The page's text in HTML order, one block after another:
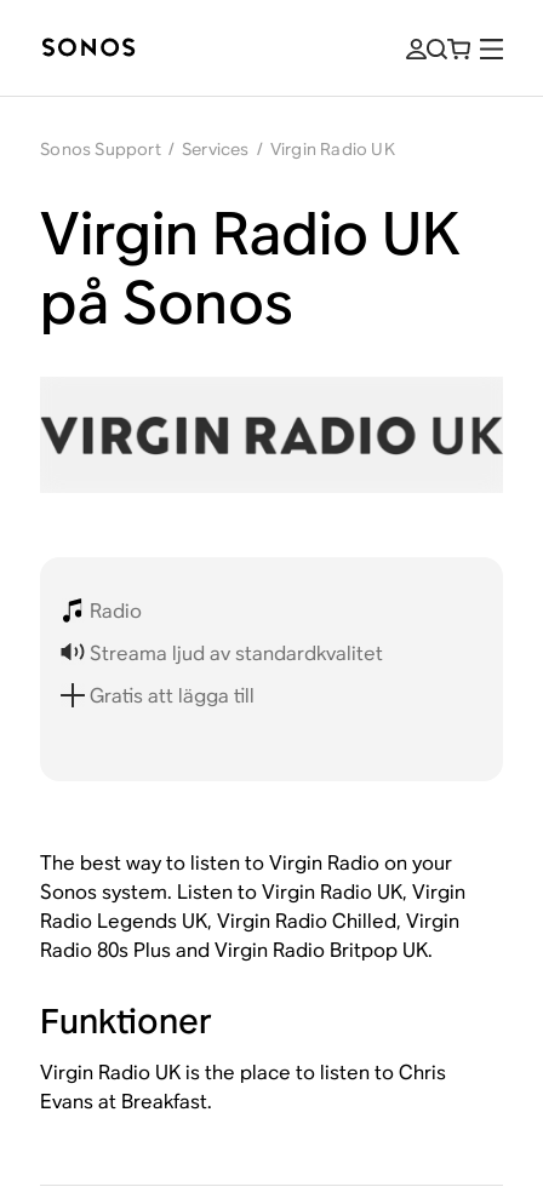
Sonos Support / Services / Virgin Radio UK
Virgin Radio UK
på Sonos
Radio
Streama ljud av standardkvalitet
Gratis att lägga till
The best way to listen to Virgin Radio on your
Sonos system. Listen to Virgin Radio UK, Virgin
Radio Legends UK, Virgin Radio Chilled, Virgin
Radio 80s Plus and Virgin Radio Britpop UK.
Funktioner
Virgin Radio UK is the place to listen to Chris
Evans at Breakfast.